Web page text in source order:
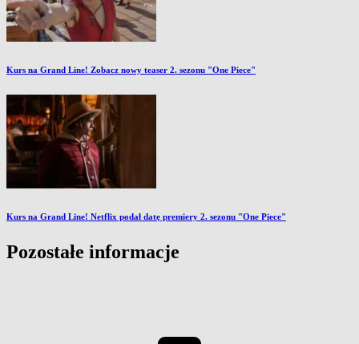
Kurs na Grand Line! Zobacz nowy teaser 2. sezonu "One Piece"
Kurs na Grand Line! Netflix podał datę premiery 2. sezonu "One Piece"
Pozostałe informacje